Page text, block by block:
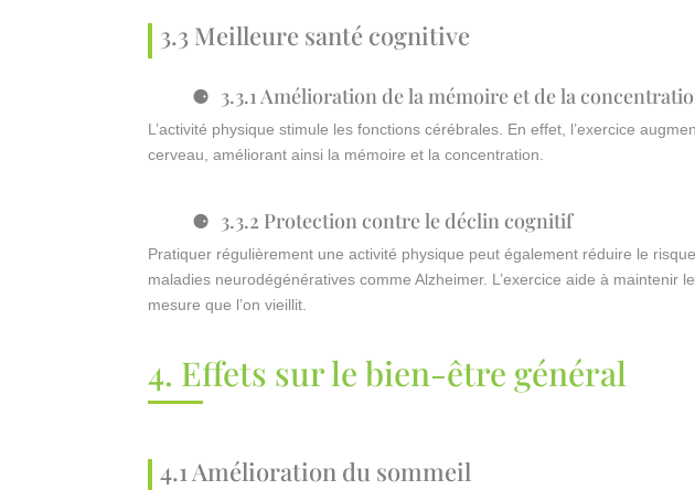
3.3 Meilleure santé cognitive
3.3.1 Amélioration de la mémoire et de la
L’activité physique stimule les fonctions cérébrales. En effet, l’exercice
cerveau, améliorant ainsi la mémoire et la concentration.
3.3.2 Protection contre le déclin cognitif
Pratiquer régulièrement une activité physique peut également réduire le
maladies neurodégénératives comme Alzheimer. L’exercice aide à maintenir
mesure que l’on vieillit.
4. Effets sur le bien-être général
4.1 Amélioration du sommeil